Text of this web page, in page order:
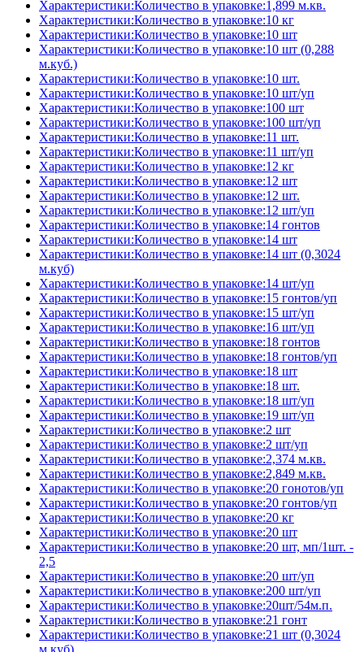
Характеристики:Количество в упаковке:1,899 м.кв.
Характеристики:Количество в упаковке:10 кг
Характеристики:Количество в упаковке:10 шт
Характеристики:Количество в упаковке:10 шт (0,288
м.куб.)
Характеристики:Количество в упаковке:10 шт.
Характеристики:Количество в упаковке:10 шт/уп
Характеристики:Количество в упаковке:100 шт
Характеристики:Количество в упаковке:100 шт/уп
Характеристики:Количество в упаковке:11 шт.
Характеристики:Количество в упаковке:11 шт/уп
Характеристики:Количество в упаковке:12 кг
Характеристики:Количество в упаковке:12 шт
Характеристики:Количество в упаковке:12 шт.
Характеристики:Количество в упаковке:12 шт/уп
Характеристики:Количество в упаковке:14 гонтов
Характеристики:Количество в упаковке:14 шт
Характеристики:Количество в упаковке:14 шт (0,3024
м.куб)
Характеристики:Количество в упаковке:14 шт/уп
Характеристики:Количество в упаковке:15 гонтов/уп
Характеристики:Количество в упаковке:15 шт/уп
Характеристики:Количество в упаковке:16 шт/уп
Характеристики:Количество в упаковке:18 гонтов
Характеристики:Количество в упаковке:18 гонтов/уп
Характеристики:Количество в упаковке:18 шт
Характеристики:Количество в упаковке:18 шт.
Характеристики:Количество в упаковке:18 шт/уп
Характеристики:Количество в упаковке:19 шт/уп
Характеристики:Количество в упаковке:2 шт
Характеристики:Количество в упаковке:2 шт/уп
Характеристики:Количество в упаковке:2,374 м.кв.
Характеристики:Количество в упаковке:2,849 м.кв.
Характеристики:Количество в упаковке:20 гонотов/уп
Характеристики:Количество в упаковке:20 гонтов/уп
Характеристики:Количество в упаковке:20 кг
Характеристики:Количество в упаковке:20 шт
Характеристики:Количество в упаковке:20 шт, мп/1шт. -
2,5
Характеристики:Количество в упаковке:20 шт/уп
Характеристики:Количество в упаковке:200 шт/уп
Характеристики:Количество в упаковке:20шт/54м.п.
Характеристики:Количество в упаковке:21 гонт
Характеристики:Количество в упаковке:21 шт (0,3024
м.куб)